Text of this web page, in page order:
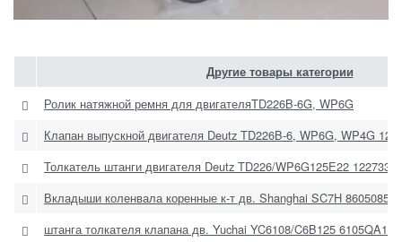
Другие товары категории
Ролик натяжной ремня для двигателяTD226B-6G, WP6G
Клапан выпускной двигателя Deutz TD226B-6, WP6G, WP4G
Толкатель штанги двигателя Deutz TD226/WP6G125E22 12273399
Вкладыши коленвала коренные к-т дв. Shanghai SC7H
штанга толкателя клапана дв. Yuchai YC6108/C6B125